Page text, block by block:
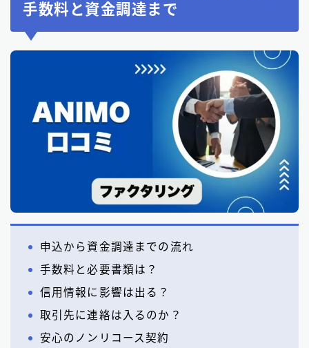
手数料と資金調達まで
申込から資金調達までの流れ
手数料と必要書類は？
信用情報に影響は出る？
取引先に連絡は入るのか？
安心のノンリコース契約